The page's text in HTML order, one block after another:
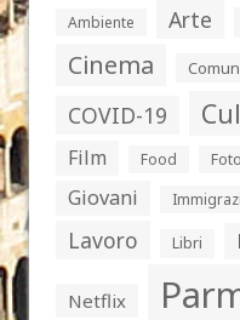
Ambiente Arte
Cinema
COVID-19
Film Food
Giovani
Lavoro Libri
Netflix